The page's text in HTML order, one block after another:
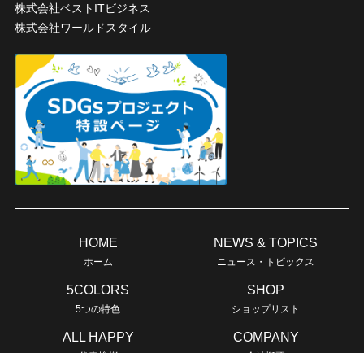
株式会社ベストITビジネス
株式会社ワールドスタイル
HOME
ホーム
NEWS & TOPICS
ニュース・トピックス
5COLORS
5つの特色
SHOP
ショップリスト
ALL HAPPY COMPANY